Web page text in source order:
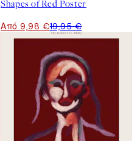
Shapes of Red Poster
Από 9,98 €19,95 €